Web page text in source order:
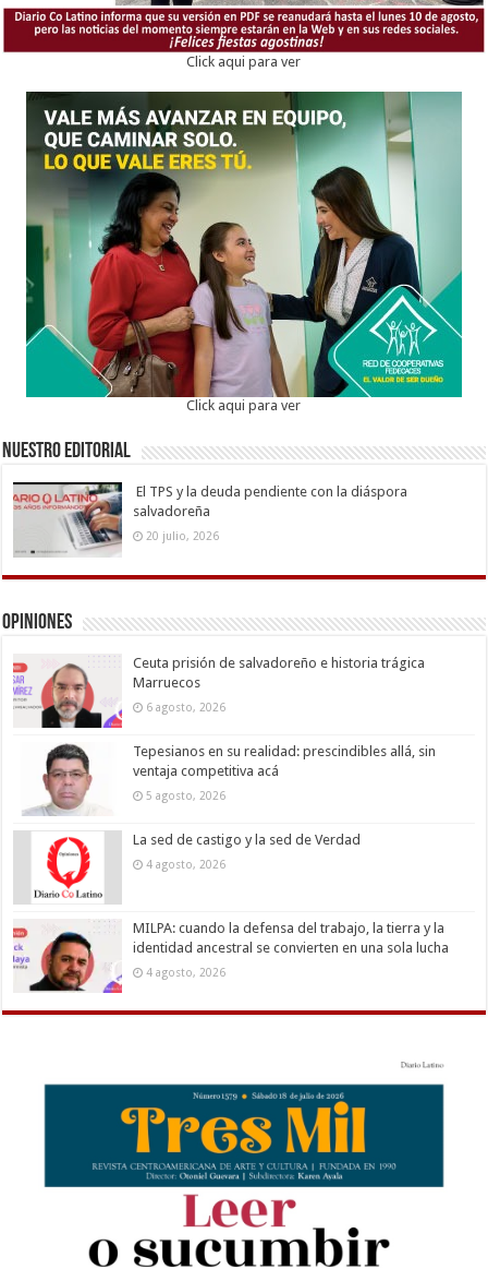
Click aqui para ver
Click aqui para ver
Nuestro Editorial
El TPS y la deuda pendiente con la diáspora
salvadoreña
20 julio, 2026
Opiniones
Ceuta prisión de salvadoreño e historia trágica
Marruecos
6 agosto, 2026
Tepesianos en su realidad: prescindibles allá, sin
ventaja competitiva acá
5 agosto, 2026
La sed de castigo y la sed de Verdad
4 agosto, 2026
MILPA: cuando la defensa del trabajo, la tierra y la
identidad ancestral se convierten en una sola lucha
4 agosto, 2026